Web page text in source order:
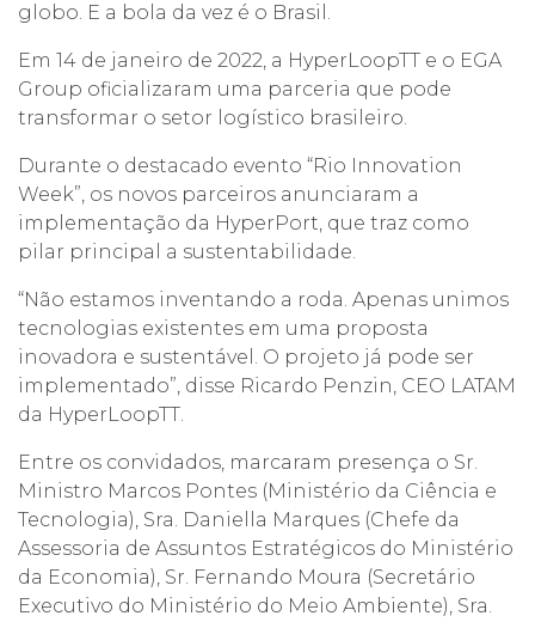
globo. E a bola da vez é o Brasil.
Em 14 de janeiro de 2022, a HyperLoopTT e o EGA
Group oficializaram uma parceria que pode
transformar o setor logístico brasileiro.
Durante o destacado evento “Rio Innovation
Week”, os novos parceiros anunciaram a
implementação da HyperPort, que traz como
pilar principal a sustentabilidade.
“Não estamos inventando a roda. Apenas unimos
tecnologias existentes em uma proposta
inovadora e sustentável. O projeto já pode ser
implementado”, disse Ricardo Penzin, CEO LATAM
da HyperLoopTT.
Entre os convidados, marcaram presença o Sr.
Ministro Marcos Pontes (Ministério da Ciência e
Tecnologia), Sra. Daniella Marques (Chefe da
Assessoria de Assuntos Estratégicos do Ministério
da Economia), Sr. Fernando Moura (Secretário
Executivo do Ministério do Meio Ambiente), Sra.